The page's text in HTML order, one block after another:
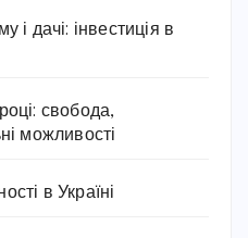
і дачі: інвестиція в
свобода,
можливості
в Україні